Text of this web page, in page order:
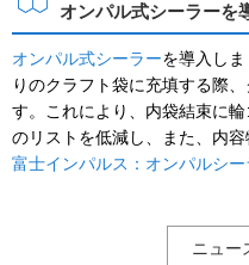
オンパル式シーラーを
オンパル式シーラーを導入し
りのクラフト袋に充填する際
す。これにより、内袋結束に
のリストを低減し、また、内容
富士インパルス：オンパルシ
ニュー